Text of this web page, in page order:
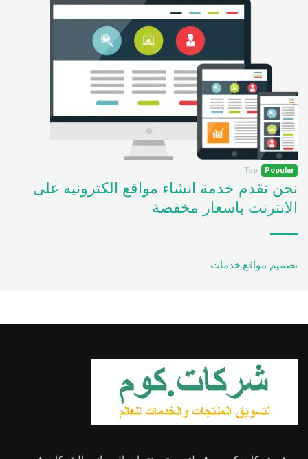
Popular
Top
نحن نقدم خدمة انشاء مواقع الكترونيه على
الانترنت باسعار مخفضة
تصميم مواقع,خدمات